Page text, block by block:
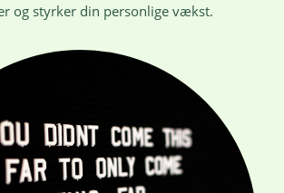
og styrker din personlige vækst.